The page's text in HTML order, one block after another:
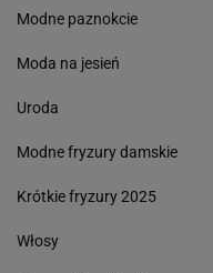
Modne paznokcie
Moda na jesień
Uroda
Modne fryzury damskie
Krótkie fryzury 2025
Włosy